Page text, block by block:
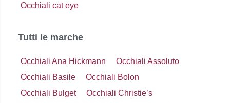
Occhiali cat eye
Tutti le marche
Occhiali Ana Hickmann
Occhiali Assoluto
Occhiali Basile
Occhiali Bolon
Occhiali Bulget
Occhiali Christie’s